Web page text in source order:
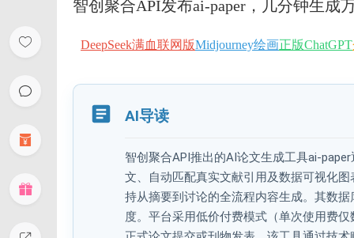
智创聚合API发布ai-paper，几分钟生成
DeepSeek满血联网版Midjourney绘画正版ChatGPT
AI导读
智创聚合API推出的AI论文生成工具ai-
文、自动匹配真实文献引用及数据可视化
持从摘要到讨论的全流程内容生成。其数
度。平台采用低价付费模式（单次使用费